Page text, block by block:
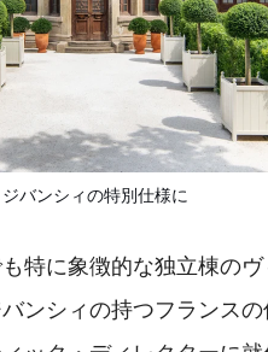
バンシィの特別仕様に
特に象徴的な独立棟の
ンシィの持つフランス